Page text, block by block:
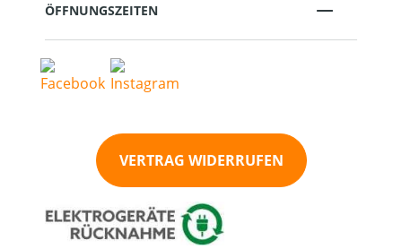
ÖFFNUNGSZEITEN
VERTRAG WIDERRUFEN